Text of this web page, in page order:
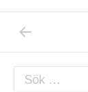
Sök efter: